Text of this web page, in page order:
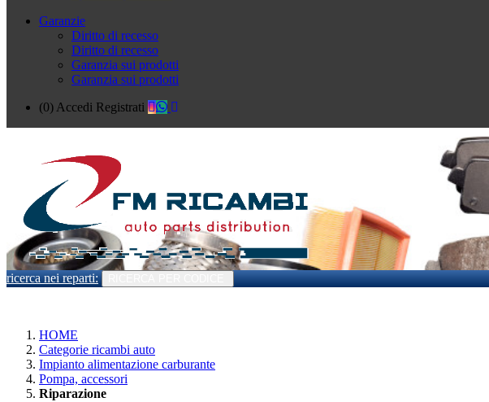
Garanzie
Diritto di recesso
Diritto di recesso
Garanzia sui prodotti
Garanzia sui prodotti
(0) Accedi Registrati
ricerca nei reparti:
HOME
Categorie ricambi auto
Impianto alimentazione carburante
Pompa, accessori
Riparazione